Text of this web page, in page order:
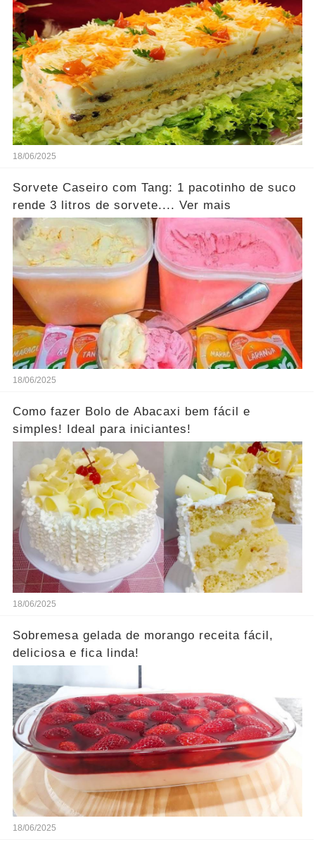
18/06/2025
Sorvete Caseiro com Tang: 1 pacotinho de suco
rende 3 litros de sorvete.... Ver mais
18/06/2025
Como fazer Bolo de Abacaxi bem fácil e
simples! Ideal para iniciantes!
18/06/2025
Sobremesa gelada de morango receita fácil,
deliciosa e fica linda!
18/06/2025